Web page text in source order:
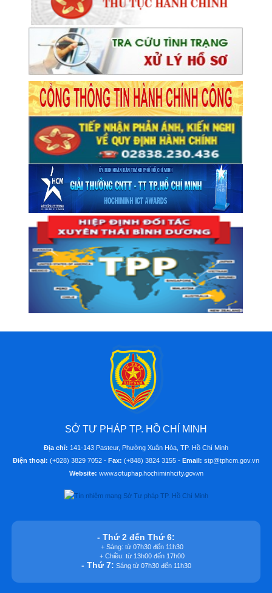
SỞ TƯ PHÁP TP. HỒ CHÍ MINH
Địa chỉ: 141-143 Pasteur, Phường Xuân Hòa, TP. Hồ Chí Minh
Điện thoại: (+028) 3829 7052 - Fax: (+848) 3824 3155 - Email: stp@tphcm.gov.vn
Website: www.sotuphap.hochiminhcity.gov.vn
- Thứ 2 đến Thứ 6:
+ Sáng: từ 07h30 đến 11h30
+ Chiều: từ 13h00 đến 17h00
- Thứ 7: Sáng từ 07h30 đến 11h30